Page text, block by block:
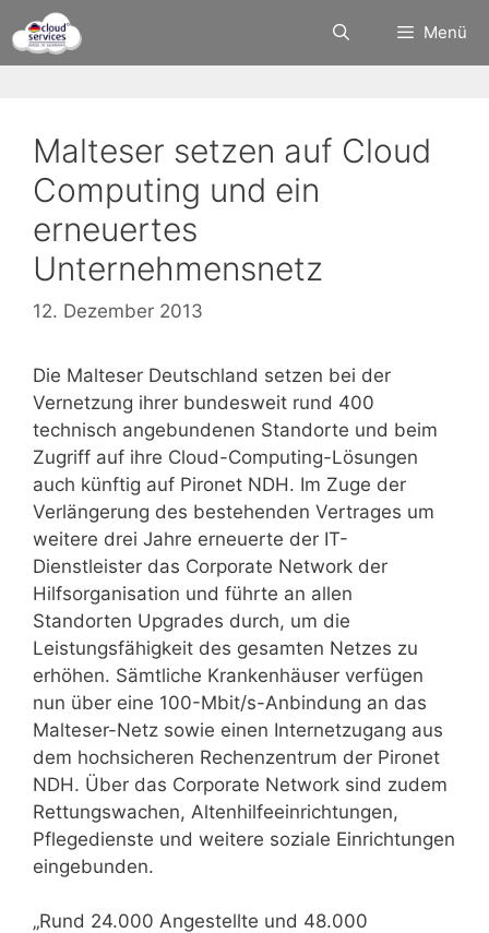
Inhalt
springen
Menü
Malteser setzen auf Cloud
Computing und ein
erneuertes
Unternehmensnetz
12. Dezember 2013
Die Malteser Deutschland setzen bei der
Vernetzung ihrer bundesweit rund 400
technisch angebundenen Standorte und beim
Zugriff auf ihre Cloud-Computing-Lösungen
auch künftig auf Pironet NDH. Im Zuge der
Verlängerung des bestehenden Vertrages um
weitere drei Jahre erneuerte der IT-
Dienstleister das Corporate Network der
Hilfsorganisation und führte an allen
Standorten Upgrades durch, um die
Leistungsfähigkeit des gesamten Netzes zu
erhöhen. Sämtliche Krankenhäuser verfügen
nun über eine 100-Mbit/s-Anbindung an das
Malteser-Netz sowie einen Internetzugang aus
dem hochsicheren Rechenzentrum der Pironet
NDH. Über das Corporate Network sind zudem
Rettungswachen, Altenhilfeeinrichtungen,
Pflegedienste und weitere soziale Einrichtungen
eingebunden.
„Rund 24.000 Angestellte und 48.000